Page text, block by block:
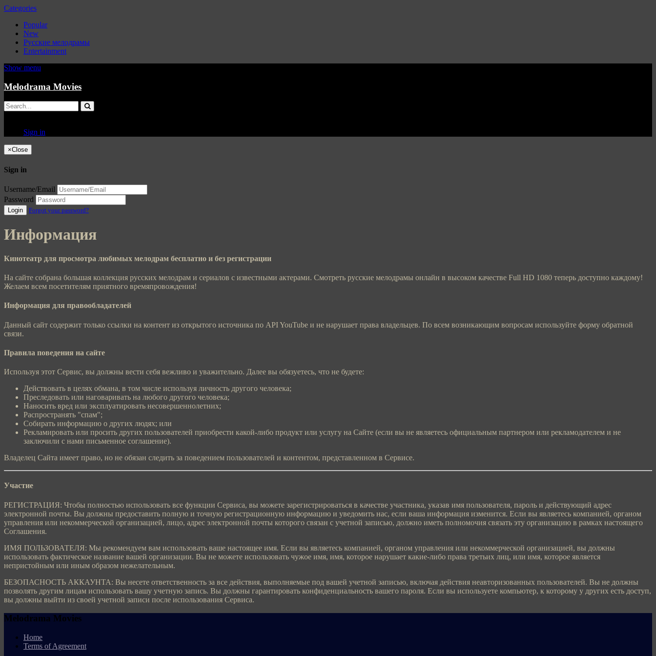
Categories
Popular
New
Русские мелодрамы
Entertainment
Show menu
Melodrama Movies
Sign in
×Close
Sign in
Username/Email
Password
Login Forgot your password?
Информация
Кинотеатр для просмотра любимых мелодрам бесплатно и без регистрации
На сайте собрана большая коллекция русских мелодрам и сериалов с известными актерами. Смотреть русские мелодрамы онлайн в высоком качестве Full HD 1080 теперь доступно каждому!
Желаем всем посетителям приятного времяпровождения!
Информация для правообладателей
Данный сайт содержит только ссылки на контент из открытого источника по API YouTube и не нарушает права владельцев. По всем возникающим вопросам используйте форму обратной
связи.
Правила поведения на сайте
Используя этот Сервис, вы должны вести себя вежливо и уважительно. Далее вы обязуетесь, что не будете:
Действовать в целях обмана, в том числе используя личность другого человека;
Преследовать или наговаривать на любого другого человека;
Наносить вред или эксплуатировать несовершеннолетних;
Распространять "спам";
Собирать информацию о других людях; или
Рекламировать или просить других пользователей приобрести какой-либо продукт или услугу на Сайте (если вы не являетесь официальным партнером или рекламодателем и не
заключили с нами письменное соглашение).
Владелец Сайта имеет право, но не обязан следить за поведением пользователей и контентом, представленном в Сервисе.
Участие
РЕГИСТРАЦИЯ: Чтобы полностью использовать все функции Сервиса, вы можете зарегистрироваться в качестве участника, указав имя пользователя, пароль и действующий адрес
электронной почты. Вы должны предоставить полную и точную регистрационную информацию и уведомить нас, если ваша информация изменится. Если вы являетесь компанией, органом
управления или некоммерческой организацией, лицо, адрес электронной почты которого связан с учетной записью, должно иметь полномочия связать эту организацию в рамках настоящего
Соглашения.
ИМЯ ПОЛЬЗОВАТЕЛЯ: Мы рекомендуем вам использовать ваше настоящее имя. Если вы являетесь компанией, органом управления или некоммерческой организацией, вы должны
использовать фактическое название вашей организации. Вы не можете использовать чужое имя, имя, которое нарушает какие-либо права третьих лиц, или имя, которое является
непристойным или иным образом нежелательным.
БЕЗОПАСНОСТЬ АККАУНТА: Вы несете ответственность за все действия, выполняемые под вашей учетной записью, включая действия неавторизованных пользователей. Вы не должны
позволять другим лицам использовать вашу учетную запись. Вы должны гарантировать конфиденциальность вашего пароля. Если вы используете компьютер, к которому у других есть доступ,
вы должны выйти из своей учетной записи после использования Сервиса.
Melodrama Movies
Home
Terms of Agreement